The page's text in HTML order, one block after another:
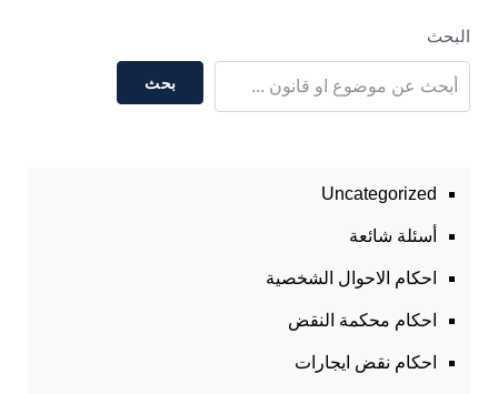
البحث
بحث
Uncategorized
أسئلة شائعة
احكام الاحوال الشخصية
احكام محكمة النقض
احكام نقض ايجارات